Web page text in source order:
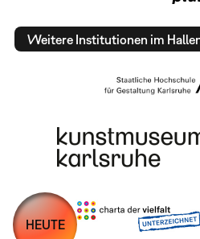
Weitere Institutionen im
HEUTE